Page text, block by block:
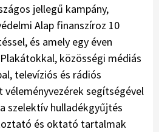
jellegű kampány,
Alap finanszíroz 10
és amely egy éven
közösségi médiás
televíziós és rádiós
segítségével
szelektív hulladékgyűjtés
és oktató tartalmak